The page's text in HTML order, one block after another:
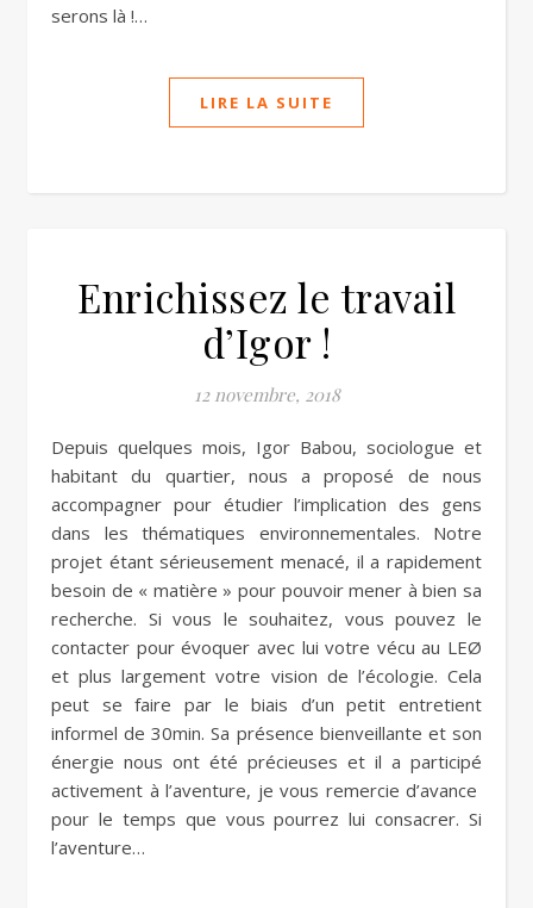
serons là !…
LIRE LA SUITE
Enrichissez le travail
d’Igor !
12 novembre, 2018
Depuis quelques mois, Igor Babou, sociologue et
habitant du quartier, nous a proposé de nous
accompagner pour étudier l’implication des gens
dans les thématiques environnementales. Notre
projet étant sérieusement menacé, il a rapidement
besoin de « matière » pour pouvoir mener à bien sa
recherche. Si vous le souhaitez, vous pouvez le
contacter pour évoquer avec lui votre vécu au LEØ
et plus largement votre vision de l’écologie. Cela
peut se faire par le biais d’un petit entretient
informel de 30min. Sa présence bienveillante et son
énergie nous ont été précieuses et il a participé
activement à l’aventure, je vous remercie d’avance
pour le temps que vous pourrez lui consacrer. Si
l’aventure…